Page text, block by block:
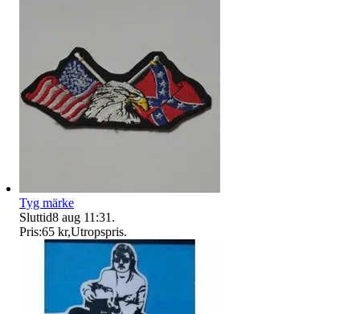
Tyg märke
Sluttid8 aug 11:31 .
Pris:65 kr,Utropspris.